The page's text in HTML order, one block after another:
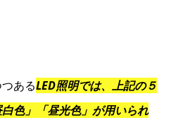
あるLED照明では、上記の５
色」「昼光色」が用いられ